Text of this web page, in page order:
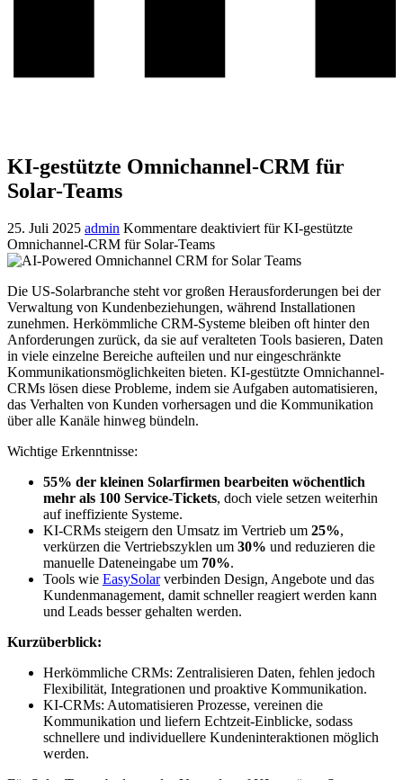
KI-gestützte Omnichannel-CRM für
Solar-Teams
25. Juli 2025 admin Kommentare deaktiviertfür KI-gestützte
Omnichannel-CRM für Solar-Teams
Die US-Solarbranche steht vor großen Herausforderungen bei der
Verwaltung von Kundenbeziehungen, während Installationen
zunehmen. Herkömmliche CRM-Systeme bleiben oft hinter den
Anforderungen zurück, da sie auf veralteten Tools basieren, Daten
in viele einzelne Bereiche aufteilen und nur eingeschränkte
Kommunikationsmöglichkeiten bieten. KI-gestützte Omnichannel-
CRMs lösen diese Probleme, indem sie Aufgaben automatisieren,
das Verhalten von Kunden vorhersagen und die Kommunikation
über alle Kanäle hinweg bündeln.
Wichtige Erkenntnisse:
55% der kleinen Solarfirmen bearbeiten wöchentlich
mehr als 100 Service-Tickets, doch viele setzen weiterhin
auf ineffiziente Systeme.
KI-CRMs steigern den Umsatz im Vertrieb um 25%,
verkürzen die Vertriebszyklen um 30% und reduzieren die
manuelle Dateneingabe um 70%.
Tools wie EasySolarverbinden Design, Angebote und das
Kundenmanagement, damit schneller reagiert werden kann
und Leads besser gehalten werden.
Kurzüberblick:
Herkömmliche CRMs: Zentralisieren Daten, fehlen jedoch
Flexibilität, Integrationen und proaktive Kommunikation.
KI-CRMs: Automatisieren Prozesse, vereinen die
Kommunikation und liefern Echtzeit-Einblicke, sodass
schnellere und individuellere Kundeninteraktionen möglich
werden.